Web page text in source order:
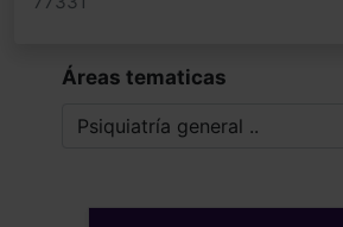
Áreas tematicas